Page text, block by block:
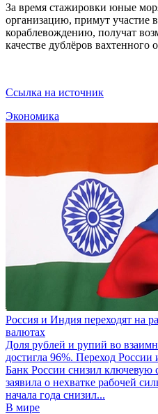
За время стажировки юные
организацию, примут участие
кораблевождению, получат
качестве дублёров вахтенного
Ссылка на источник
Экономика
Россия и Индия переходят на
валютах
Доля рублей и рупий во
достигла 96%. Переход
Банк России снизил ключевую
заявила о нехватке рабочей
начала года снизил...
В мире